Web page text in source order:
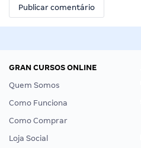
GRAN CURSOS ONLINE
Quem Somos
Como Funciona
Como Comprar
Loja Social